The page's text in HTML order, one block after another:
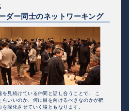
ダー同士のネットワーキング
見続けている仲間と話し合うことで、 こ
いいのか、何に目を向けるべきなのかが把
深化させていく場ともなります。